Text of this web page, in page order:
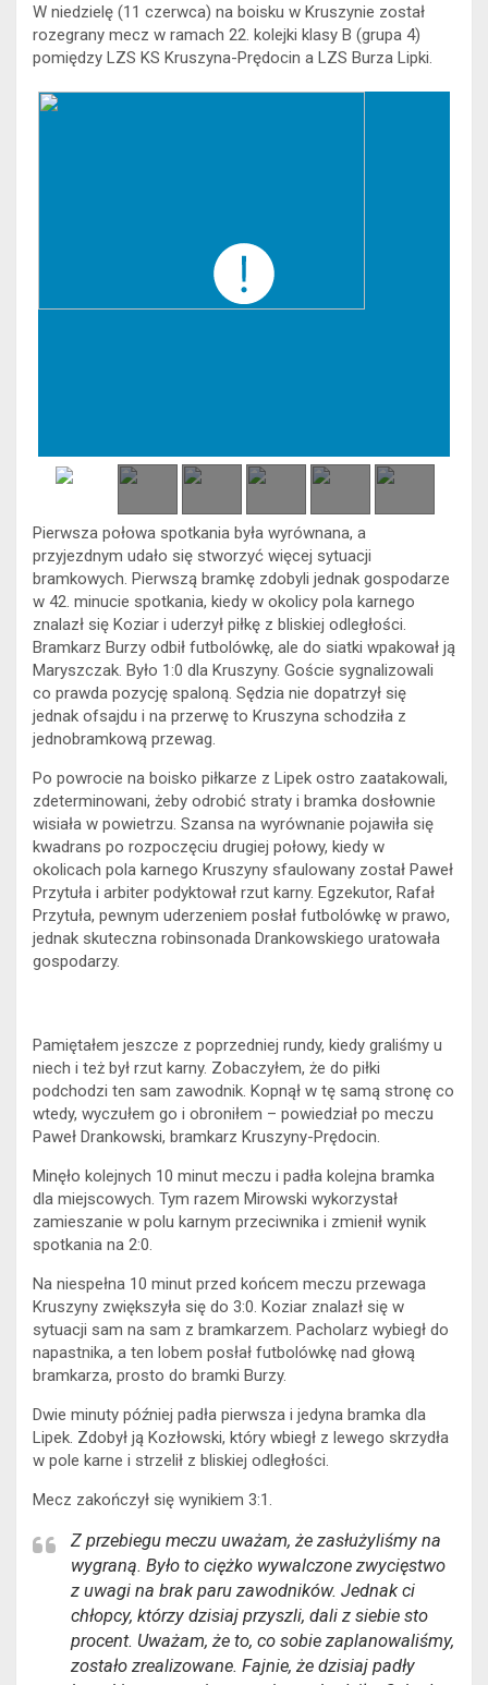
W niedzielę (11 czerwca) na boisku w Kruszynie został
rozegrany mecz w ramach 22. kolejki klasy B (grupa 4)
pomiędzy LZS KS Kruszyna-Prędocin a LZS Burza Lipki.
Pierwsza połowa spotkania była wyrównana, a
przyjezdnym udało się stworzyć więcej sytuacji
bramkowych. Pierwszą bramkę zdobyli jednak gospodarze
w 42. minucie spotkania, kiedy w okolicy pola karnego
znalazł się Koziar i uderzył piłkę z bliskiej odległości.
Bramkarz Burzy odbił futbolówkę, ale do siatki wpakował ją
Maryszczak. Było 1:0 dla Kruszyny. Goście sygnalizowali
co prawda pozycję spaloną. Sędzia nie dopatrzył się
jednak ofsajdu i na przerwę to Kruszyna schodziła z
jednobramkową przewag.
Po powrocie na boisko piłkarze z Lipek ostro zaatakowali,
zdeterminowani, żeby odrobić straty i bramka dosłownie
wisiała w powietrzu. Szansa na wyrównanie pojawiła się
kwadrans po rozpoczęciu drugiej połowy, kiedy w
okolicach pola karnego Kruszyny sfaulowany został Paweł
Przytuła i arbiter podyktował rzut karny. Egzekutor, Rafał
Przytuła, pewnym uderzeniem posłał futbolówkę w prawo,
jednak skuteczna robinsonada Drankowskiego uratowała
gospodarzy.
Pamiętałem jeszcze z poprzedniej rundy, kiedy graliśmy u
niech i też był rzut karny. Zobaczyłem, że do piłki
podchodzi ten sam zawodnik. Kopnął w tę samą stronę co
wtedy, wyczułem go i obroniłem – powiedział po meczu
Paweł Drankowski, bramkarz Kruszyny-Prędocin.
Minęło kolejnych 10 minut meczu i padła kolejna bramka
dla miejscowych. Tym razem Mirowski wykorzystał
zamieszanie w polu karnym przeciwnika i zmienił wynik
spotkania na 2:0.
Na niespełna 10 minut przed końcem meczu przewaga
Kruszyny zwiększyła się do 3:0. Koziar znalazł się w
sytuacji sam na sam z bramkarzem. Pacholarz wybiegł do
napastnika, a ten lobem posłał futbolówkę nad głową
bramkarza, prosto do bramki Burzy.
Dwie minuty później padła pierwsza i jedyna bramka dla
Lipek. Zdobył ją Kozłowski, który wbiegł z lewego skrzydła
w pole karne i strzelił z bliskiej odległości.
Mecz zakończył się wynikiem 3:1.
Z przebiegu meczu uważam, że zasłużyliśmy na
wygraną. Było to ciężko wywalczone zwycięstwo
z uwagi na brak paru zawodników. Jednak ci
chłopcy, którzy dzisiaj przyszli, dali z siebie sto
procent. Uważam, że to, co sobie zaplanowaliśmy,
zostało zrealizowane. Fajnie, że dzisiaj padły